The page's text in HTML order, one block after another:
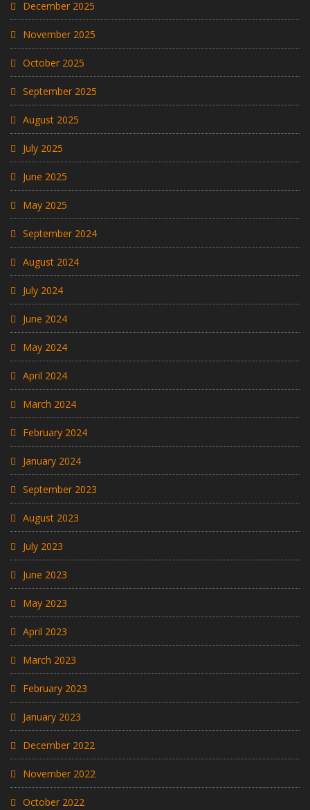
December 2025
November 2025
October 2025
September 2025
August 2025
July 2025
June 2025
May 2025
September 2024
August 2024
July 2024
June 2024
May 2024
April 2024
March 2024
February 2024
January 2024
September 2023
August 2023
July 2023
June 2023
May 2023
April 2023
March 2023
February 2023
January 2023
December 2022
November 2022
October 2022